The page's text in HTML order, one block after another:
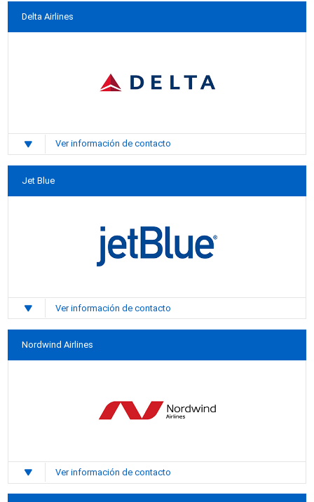
Delta Airlines
Ver información de contacto
Jet Blue
Ver información de contacto
Nordwind Airlines
Ver información de contacto